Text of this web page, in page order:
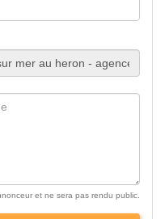
et ne sera pas rendu public.